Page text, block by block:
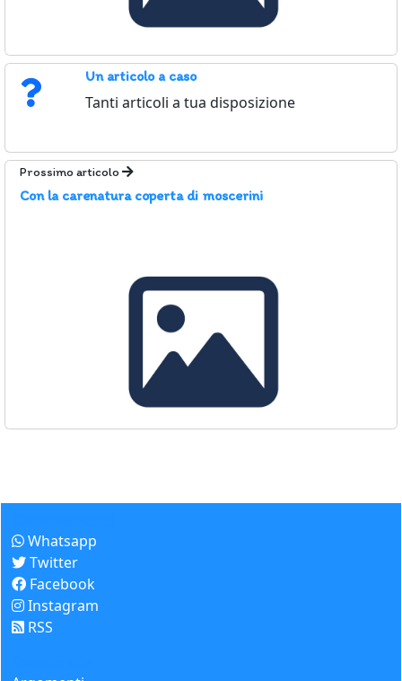
Un articolo a caso
Tanti articoli a tua disposizione
Prossimo articolo
Con la carenatura coperta di moscerini
Whatsapp
Twitter
Facebook
Instagram
RSS